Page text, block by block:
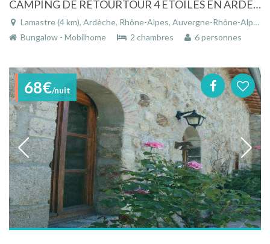
CAMPING DE RETOURTOUR 4 ETOILES EN ARDECHE. BORD DE RIVIERE, PISCINE CHAUFFEE
Lamastre (4 km), Ardèche, Rhône-Alpes, Auvergne-Rhône-Alpes, France
Bungalow - Mobilhome
2 chambres 6 personnes
68€/nuit